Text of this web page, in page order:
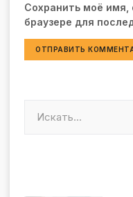
Сохранить моё имя,
браузере для